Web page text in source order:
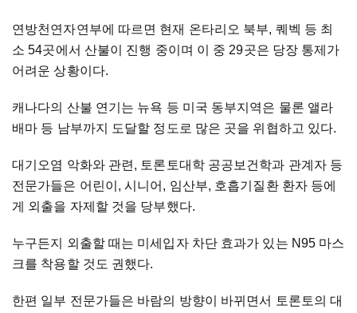
연방천연자연부에 따르면 현재 온타리오 북부, 퀘벡 등 최
소 54곳에서 산불이 진행 중이며 이 중 29곳은 당장 통제가
어려운 상황이다.
캐나다의 산불 연기는 뉴욕 등 미국 동부지역은 물론 앨라
배마 등 남부까지 도달할 정도로 많은 곳을 위협하고 있다.
대기오염 악화와 관련, 토론토대학 공공보건학과 관계자 등
전문가들은 어린이, 시니어, 임산부, 호흡기질환 환자 등에
게 외출을 자제할 것을 당부했다.
누구든지 외출할 때는 미세입자 차단 효과가 있는 N95 마스
크를 착용할 것도 권했다.
한편 일부 전문가들은 바람의 방향이 바뀌면서 토론토의 대